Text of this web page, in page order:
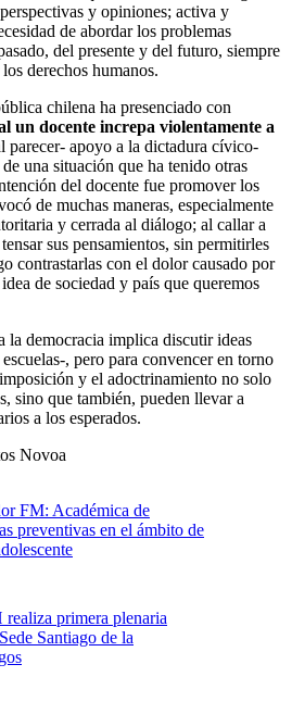
y opiniones; activa y
de abordar los problemas
del presente y del futuro, siempre
derechos humanos.
chilena ha presenciado con
un docente increpa violentamente a
parecer- apoyo a la dictadura cívico-
una situación que ha tenido otras
del docente fue promover los
de muchas maneras, especialmente
y cerrada al diálogo; al callar a
sus pensamientos, sin permitirles
contrastarlas con el dolor causado por
de sociedad y país que queremos
la democracia implica discutir ideas
, pero para convencer en torno
y el adoctrinamiento no solo
sino que también, pueden llevar a
a los esperados.
Novoa
FM: Académica de
preventivas en el ámbito de
primera plenaria
Santiago de la